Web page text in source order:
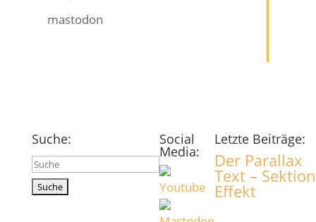
mastodon
Suche:
Suchen
nach:
Social
Media:
Letzte Beiträge:
Der Parallax
Text – Sektion
Effekt